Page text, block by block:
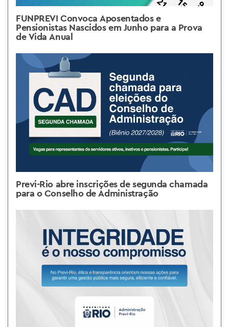
FUNPREVI Convoca Aposentados e
Pensionistas Nascidos em Junho para a Prova
de Vida Anual
Previ-Rio abre inscrições de segunda chamada
para o Conselho de Administração